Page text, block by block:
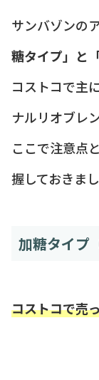
サンバゾンの
糖タイプ」と
コストコで主
ナルリオブレ
ここで注意点
握しておきまし
加糖タイプ
コストコで売